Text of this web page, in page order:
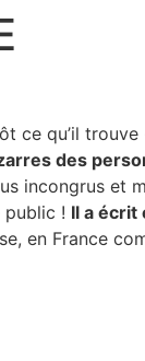
ce qu’il
des
incongrus et
public ! Il a écrit
en France